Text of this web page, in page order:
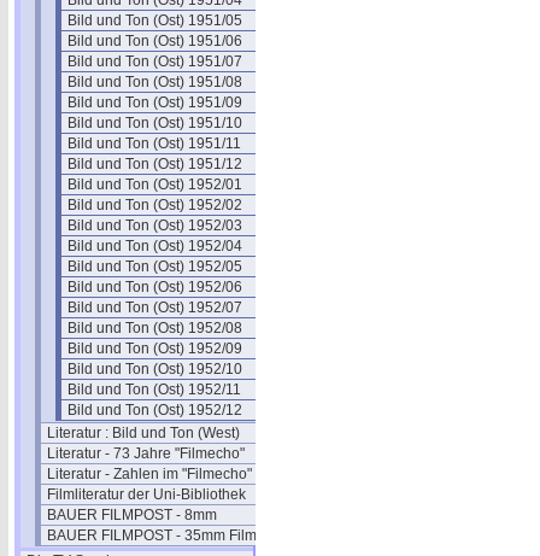
Bild und Ton (Ost) 1951/05
Bild und Ton (Ost) 1951/06
Bild und Ton (Ost) 1951/07
Bild und Ton (Ost) 1951/08
Bild und Ton (Ost) 1951/09
Bild und Ton (Ost) 1951/10
Bild und Ton (Ost) 1951/11
Bild und Ton (Ost) 1951/12
Bild und Ton (Ost) 1952/01
Bild und Ton (Ost) 1952/02
Bild und Ton (Ost) 1952/03
Bild und Ton (Ost) 1952/04
Bild und Ton (Ost) 1952/05
Bild und Ton (Ost) 1952/06
Bild und Ton (Ost) 1952/07
Bild und Ton (Ost) 1952/08
Bild und Ton (Ost) 1952/09
Bild und Ton (Ost) 1952/10
Bild und Ton (Ost) 1952/11
Bild und Ton (Ost) 1952/12
Literatur : Bild und Ton (West)
Literatur - 73 Jahre "Filmecho"
Literatur - Zahlen im "Filmecho"
Filmliteratur der Uni-Bibliothek
BAUER FILMPOST - 8mm
BAUER FILMPOST - 35mm Film